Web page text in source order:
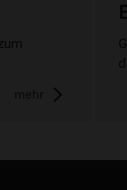
mehr